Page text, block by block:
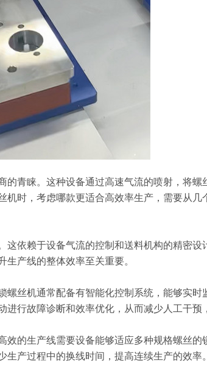
青睐。这种设备通过高速气流的喷射，将螺
时，考虑哪款更适合高效率生产，需要从几
依赖于设备气流的控制和送料机构的精密设
产线的整体效率至关重要。
丝机通常配备有智能化控制系统，能够实时
行故障诊断和效率优化，从而减少人工干预
的生产线需要设备能够适应多种规格螺丝的
产过程中的换线时间，提高连续生产的效率。